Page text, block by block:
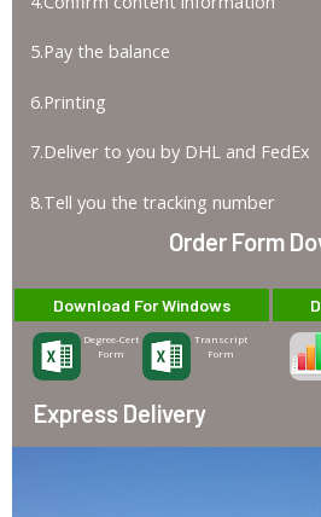
5.Pay the balance
6.Printing
7.Deliver to you by DHL and FedEx
8.Tell you the tracking number
Order Form
Download For Windows
Degree-Cert
Form
Transcript
Form
Express Delivery